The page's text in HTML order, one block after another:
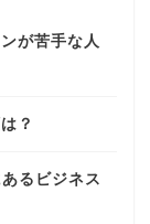
が苦手な人
？
るビジネス